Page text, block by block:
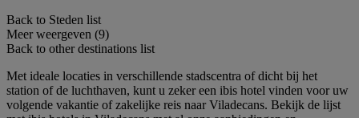
Back to Steden list
Meer weergeven (9)
Back to other destinations list
Met ideale locaties in verschillende stadscentra of dicht bij het
station of de luchthaven, kunt u zeker een ibis hotel vinden voor uw
volgende vakantie of zakelijke reis naar Viladecans. Bekijk de lijst